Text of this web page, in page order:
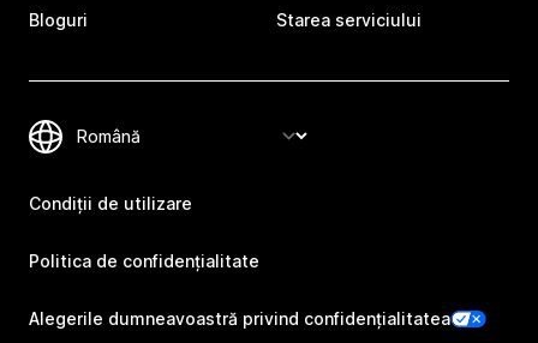
Bloguri Starea serviciului
Condiții de utilizare
Politica de confidențialitate
Alegerile dumneavoastră privind confidențialitatea